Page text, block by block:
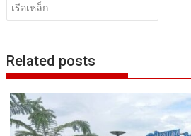
เรือเหล็ก
Related posts